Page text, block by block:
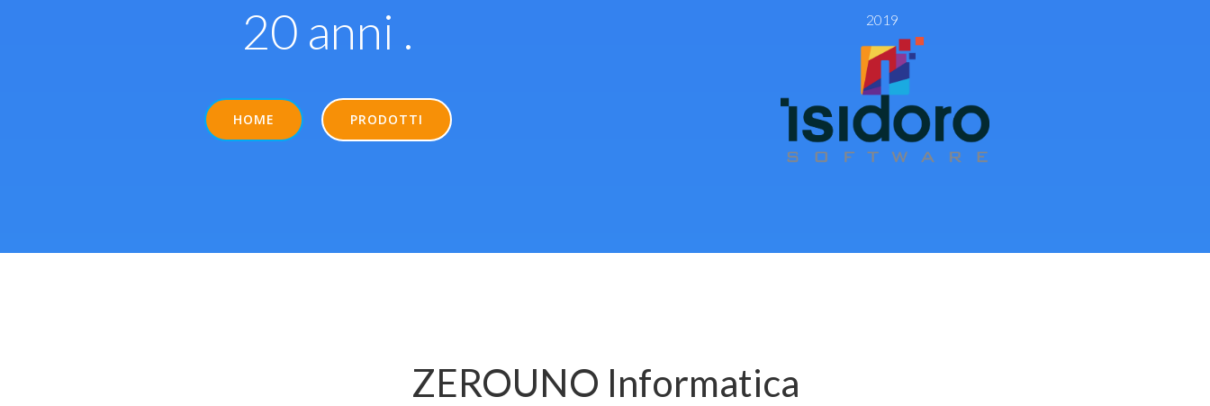
20 anni .
HOME PRODOTTI
2019
ZEROUNO Informatica